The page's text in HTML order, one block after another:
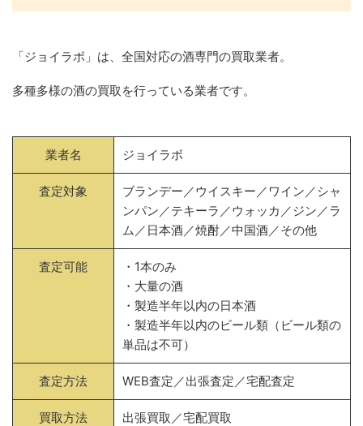
「ジョイラボ」は、全国対応の酒専門の買取業者。
多種多様の酒の買取を行っている業者です。
業者名 ジョイラボ
査定対象
ブランデー／ウイスキー／ワイン／シャ
ンパン／テキーラ／ウォッカ／ジン／ラ
ム／日本酒／焼酎／中国酒／その他
査定可能
・1本のみ
・大量の酒
・製造半年以内の日本酒
・製造半年以内のビール類（ビール類の
単品は不可）
査定方法 WEB査定／出張査定／宅配査定
買取方法 出張買取／宅配買取